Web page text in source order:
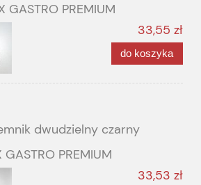
GASTRO PREMIUM
33,55 zł
do koszyka
dwudzielny czarny
PREMIUM
33,53 zł